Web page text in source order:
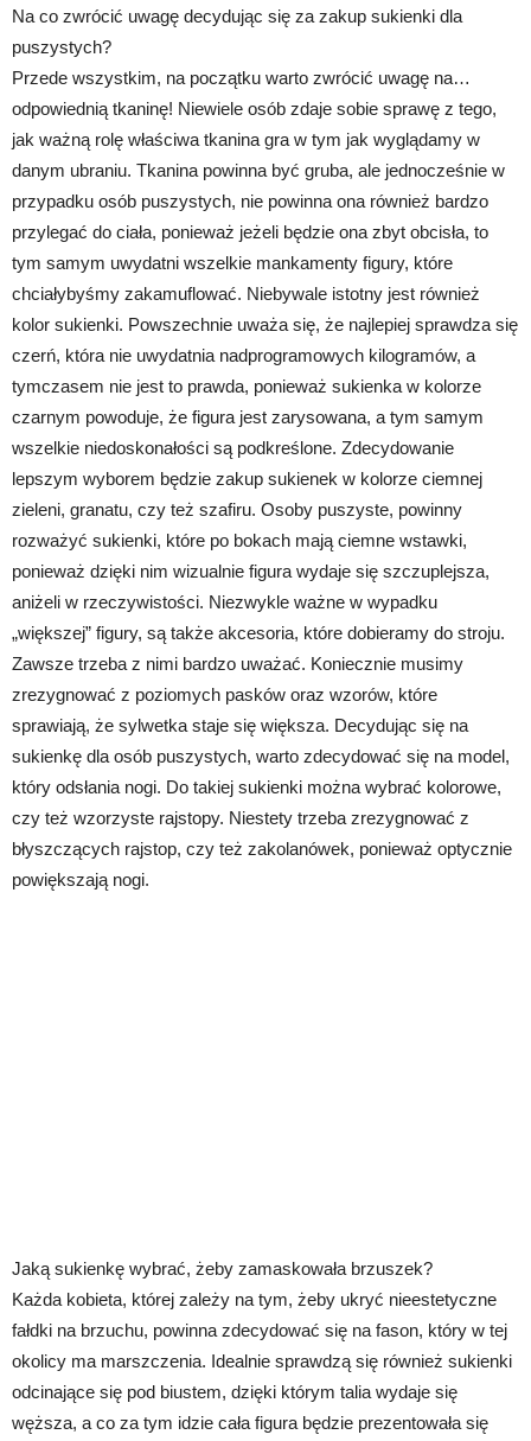
Na co zwrócić uwagę decydując się za zakup sukienki dla
puszystych?
Przede wszystkim, na początku warto zwrócić uwagę na…
odpowiednią tkaninę! Niewiele osób zdaje sobie sprawę z tego,
jak ważną rolę właściwa tkanina gra w tym jak wyglądamy w
danym ubraniu. Tkanina powinna być gruba, ale jednocześnie w
przypadku osób puszystych, nie powinna ona również bardzo
przylegać do ciała, ponieważ jeżeli będzie ona zbyt obcisła, to
tym samym uwydatni wszelkie mankamenty figury, które
chciałybyśmy zakamuflować. Niebywale istotny jest również
kolor sukienki. Powszechnie uważa się, że najlepiej sprawdza się
czerń, która nie uwydatnia nadprogramowych kilogramów, a
tymczasem nie jest to prawda, ponieważ sukienka w kolorze
czarnym powoduje, że figura jest zarysowana, a tym samym
wszelkie niedoskonałości są podkreślone. Zdecydowanie
lepszym wyborem będzie zakup sukienek w kolorze ciemnej
zieleni, granatu, czy też szafiru. Osoby puszyste, powinny
rozważyć sukienki, które po bokach mają ciemne wstawki,
ponieważ dzięki nim wizualnie figura wydaje się szczuplejsza,
aniżeli w rzeczywistości. Niezwykle ważne w wypadku
„większej” figury, są także akcesoria, które dobieramy do stroju.
Zawsze trzeba z nimi bardzo uważać. Koniecznie musimy
zrezygnować z poziomych pasków oraz wzorów, które
sprawiają, że sylwetka staje się większa. Decydując się na
sukienkę dla osób puszystych, warto zdecydować się na model,
który odsłania nogi. Do takiej sukienki można wybrać kolorowe,
czy też wzorzyste rajstopy. Niestety trzeba zrezygnować z
błyszczących rajstop, czy też zakolanówek, ponieważ optycznie
powiększają nogi.
Jaką sukienkę wybrać, żeby zamaskowała brzuszek?
Każda kobieta, której zależy na tym, żeby ukryć nieestetyczne
fałdki na brzuchu, powinna zdecydować się na fason, który w tej
okolicy ma marszczenia. Idealnie sprawdzą się również sukienki
odcinające się pod biustem, dzięki którym talia wydaje się
węższa, a co za tym idzie cała figura będzie prezentowała się